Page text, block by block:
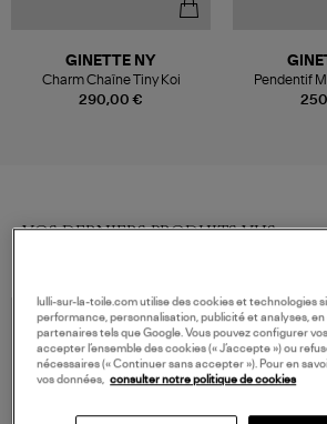
290,00 €
GINETTE NY
Charm Chaîne Tiny Koi
Pendentif
Noire
VOS DERNIERS PRODUITS VUS
lulli-sur-la-toile.com utilise des cookies et technologies
performance, personnalisation, publicité et analyses,
partenaires tels que Google. Vous pouvez configurer
accepter l’ensemble des cookies (« J’accepte ») ou
nécessaires (« Continuer sans accepter »). Pour en
vos données, consulter notre politique de cookies